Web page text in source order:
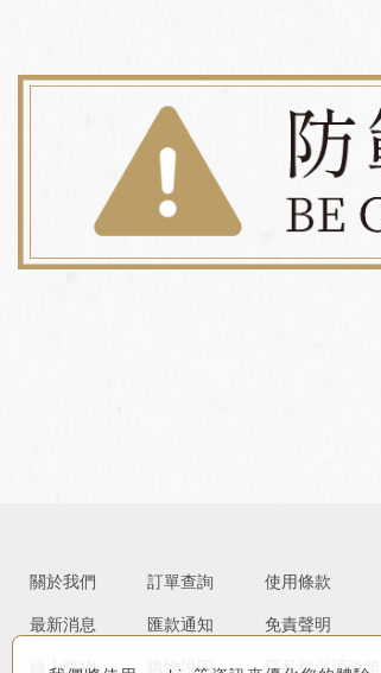
關於我們
最新消息
線上購物
訂單查詢
匯款通知
購物說明
使用條款
免責聲明
隱私權保護政策